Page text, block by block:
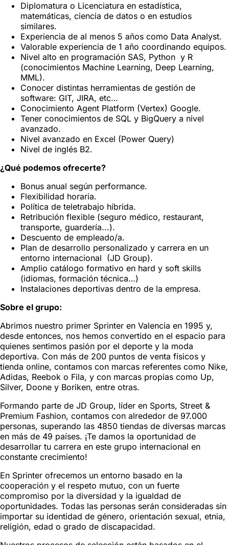
Diplomatura o Licenciatura en estadística,
matemáticas, ciencia de datos o en estudios
similares.
Experiencia de al menos 5 años como Data Analyst.
Valorable experiencia de 1 año coordinando equipos.
Nivel alto en programación SAS, Python y R
(conocimientos Machine Learning, Deep Learning,
MML).
Conocer distintas herramientas de gestión de
software: GIT, JIRA, etc…
Conocimiento Agent Platform (Vertex) Google.
Tener conocimientos de SQL y BigQuery a nivel
avanzado.
Nivel avanzado en Excel (Power Query)
Nivel de inglés B2.
¿Qué podemos ofrecerte?
Bonus anual según performance.
Flexibilidad horaria.
Política de teletrabajo híbrida.
Retribución flexible (seguro médico, restaurant,
transporte, guardería...).
Descuento de empleado/a.
Plan de desarrollo personalizado y carrera en un
entorno internacional (JD Group).
Amplio catálogo formativo en hard y soft skills
(idiomas, formación técnica…)
Instalaciones deportivas dentro de la empresa.
Sobre el grupo:
Abrimos nuestro primer Sprinter en Valencia en 1995 y,
desde entonces, nos hemos convertido en el espacio para
quienes sentimos pasión por el deporte y la moda
deportiva. Con más de 200 puntos de venta físicos y
tienda online, contamos con marcas referentes como Nike,
Adidas, Reebok o Fila, y con marcas propias como Up,
Silver, Doone y Boriken, entre otras.
Formando parte de JD Group, líder en Sports, Street &
Premium Fashion, contamos con alrededor de 97.000
personas, superando las 4850 tiendas de diversas marcas
en más de 49 países. ¡Te damos la oportunidad de
desarrollar tu carrera en este grupo internacional en
constante crecimiento!
En Sprinter ofrecemos un entorno basado en la
cooperación y el respeto mutuo, con un fuerte
compromiso por la diversidad y la igualdad de
oportunidades. Todas las personas serán consideradas sin
importar su identidad de género, orientación sexual, etnia,
religión, edad o grado de discapacidad.